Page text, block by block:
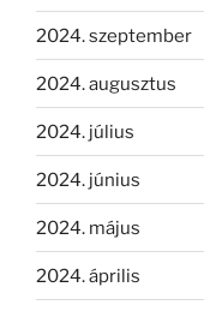
2024. szeptember
2024. augusztus
2024. július
2024. június
2024. május
2024. április